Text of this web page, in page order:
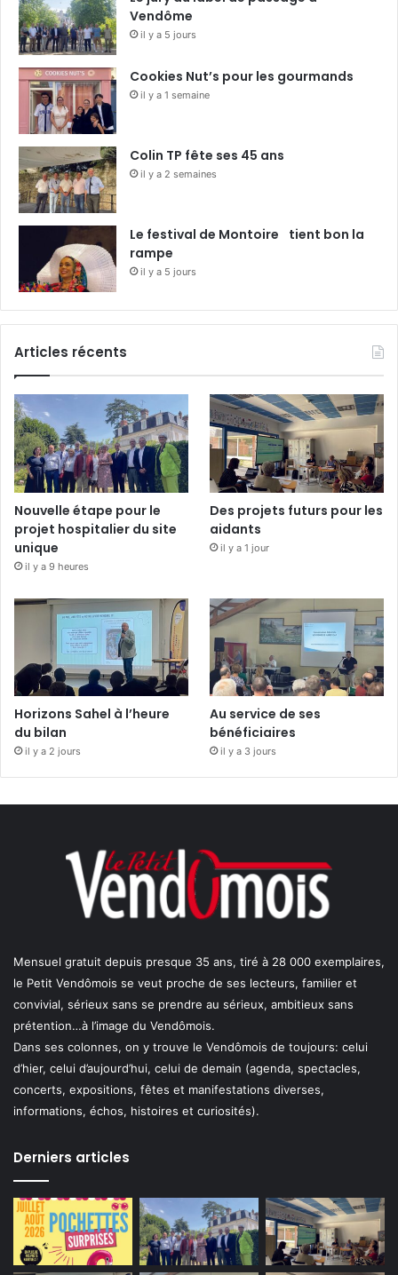
Vendôme
il y a 5 jours
Cookies Nut’s pour les gourmands
il y a 1 semaine
Colin TP fête ses 45 ans
il y a 2 semaines
Le festival de Montoire tient bon la
rampe
il y a 5 jours
Articles récents
Nouvelle étape pour le
projet hospitalier du site
unique
il y a 9 heures
Des projets futurs pour les
aidants
il y a 1 jour
Horizons Sahel à l’heure
du bilan
il y a 2 jours
Au service de ses
bénéficiaires
il y a 3 jours
Mensuel gratuit depuis presque 35 ans, tiré à 28 000 exemplaires,
le Petit Vendômois se veut proche de ses lecteurs, familier et
convivial, sérieux sans se prendre au sérieux, ambitieux sans
prétention…à l’image du Vendômois.
Dans ses colonnes, on y trouve le Vendômois de toujours: celui
d’hier, celui d’aujourd’hui, celui de demain (agenda, spectacles,
concerts, expositions, fêtes et manifestations diverses,
informations, échos, histoires et curiosités).
Derniers articles